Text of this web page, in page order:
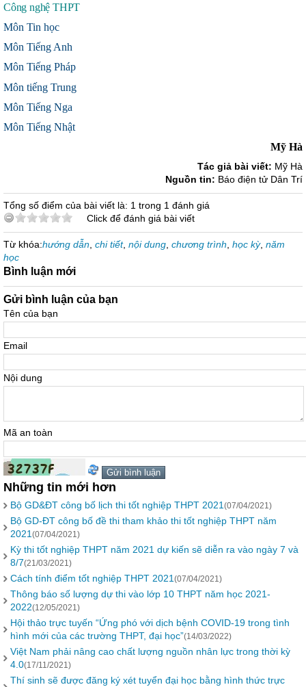
Công nghệ THPT
Môn Tin học
Môn Tiếng Anh
Môn Tiếng Pháp
Môn tiếng Trung
Môn Tiếng Nga
Môn Tiếng Nhật
Mỹ Hà
Tác giả bài viết: Mỹ Hà
Nguồn tin: Báo điện tử Dân Trí
Tổng số điểm của bài viết là: 1 trong 1 đánh giá
Click để đánh giá bài viết
Từ khóa:hướng dẫn, chi tiết, nội dung, chương trình, học kỳ, năm
học
Bình luận mới
Gửi bình luận của bạn
Tên của bạn
Email
Nội dung
Mã an toàn
Những tin mới hơn
Bộ GD&ĐT công bố lịch thi tốt nghiệp THPT 2021(07/04/2021)
Bộ GD-ĐT công bố đề thi tham khảo thi tốt nghiệp THPT năm
2021(07/04/2021)
Kỳ thi tốt nghiệp THPT năm 2021 dự kiến sẽ diễn ra vào ngày 7 và
8/7(21/03/2021)
Cách tính điểm tốt nghiệp THPT 2021(07/04/2021)
Thông báo số lượng dự thi vào lớp 10 THPT năm học 2021-
2022(12/05/2021)
Hội thảo trực tuyến “Ứng phó với dịch bệnh COVID-19 trong tình
hình mới của các trường THPT, đại học”(14/03/2022)
Việt Nam phải nâng cao chất lượng nguồn nhân lực trong thời kỳ
4.0(17/11/2021)
Thí sinh sẽ được đăng ký xét tuyển đại học bằng hình thức trực